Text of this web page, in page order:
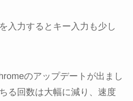
入力するとキー入力も少し
のアップデートが出まし
る回数は大幅に減り、速度